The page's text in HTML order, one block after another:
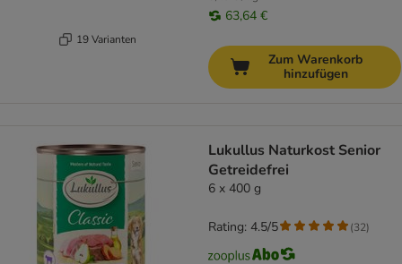
19 Varianten
63,64 €
Zum Warenkorb
hinzufügen
Lukullus Naturkost Senior
Getreidefrei
6 x 400 g
Rating: 4.5/5 (32)